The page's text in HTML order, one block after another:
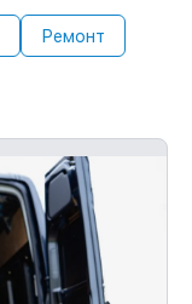
Ремонт